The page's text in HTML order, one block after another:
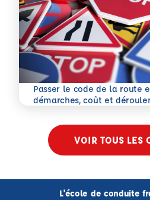
Passer le code de la route
démarches, coût et
En savoir plus
VOIR TOUS LES
L'école de conduite